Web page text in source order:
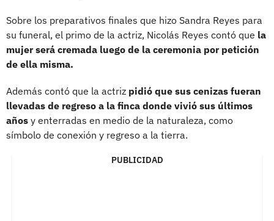
Sobre los preparativos finales que hizo Sandra Reyes para
su funeral, el primo de la actriz, Nicolás Reyes contó que la
mujer será cremada luego de la ceremonia por petición
de ella misma.
Además contó que la actriz pidió que sus cenizas fueran
llevadas de regreso a la finca donde vivió sus últimos
años y enterradas en medio de la naturaleza, como
símbolo de conexión y regreso a la tierra.
PUBLICIDAD